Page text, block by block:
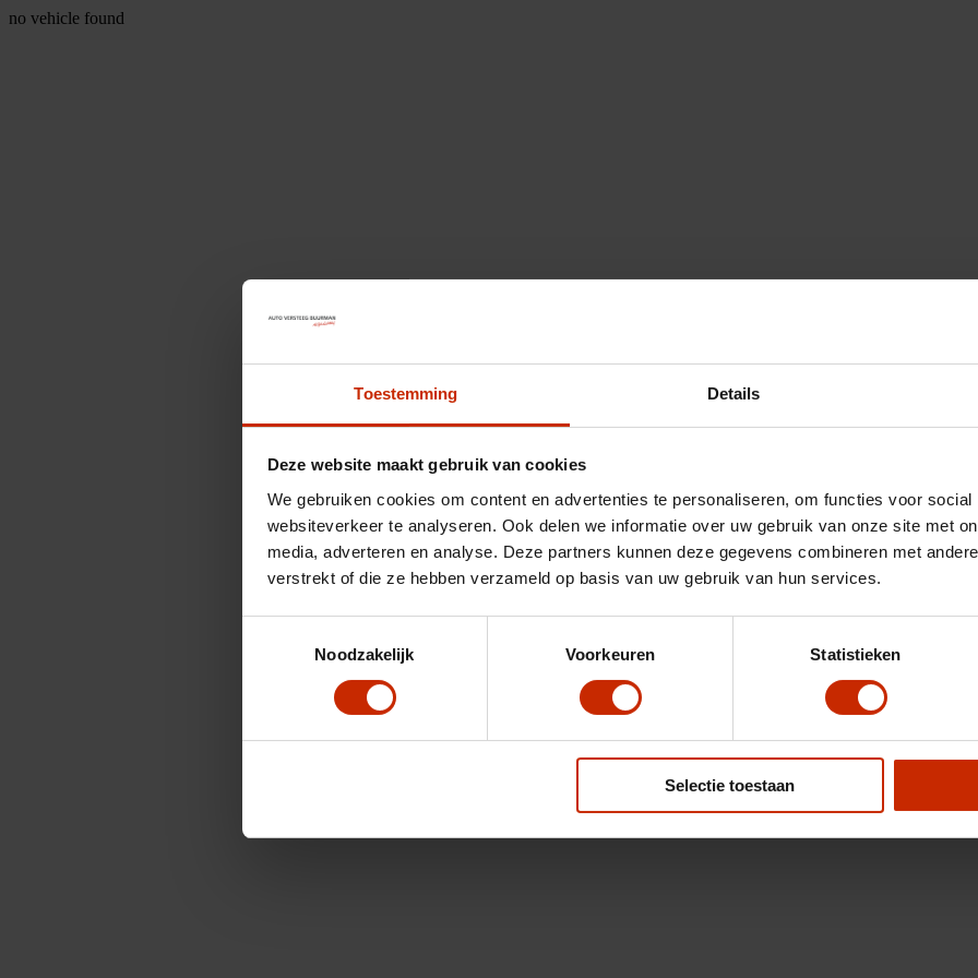
Toestemming Details
Deze website maakt gebruik van cookies
We gebruiken cookies om content en advertenties te personaliseren, om functies voor
websiteverkeer te analyseren. Ook delen we informatie over uw gebruik van onze site met
media, adverteren en analyse. Deze partners kunnen deze gegevens combineren met
verstrekt of die ze hebben verzameld op basis van uw gebruik van hun services.
Noodzakelijk
Voorkeuren Statistieken
Selectie toestaan
no vehicle found